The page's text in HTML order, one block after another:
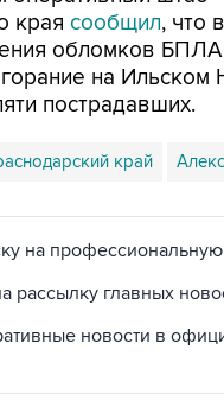
края сообщил, что в
обломков БПЛА
на Ильском
пострадавших.
край
на
рассылку главных
новости в